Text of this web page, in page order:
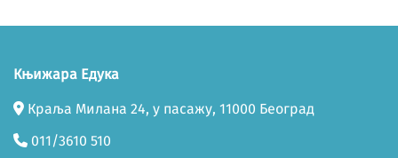
Књижара Едука
Краља Милана 24, у пасажу, 11000 Београд
011/3610 510